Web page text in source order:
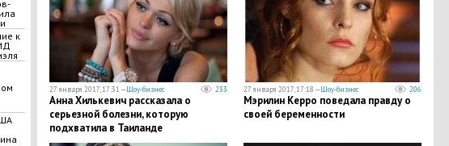
к
27 января 2017, 17:31 —Шоу-бизнес 233
Анна Хилькевич рассказала о
серьезной болезни, которую
подхватила в Таиланде
27 января 2017, 17:18 —Шоу-бизнес 206
Мэрилин Керро поведала правду о
своей беременности